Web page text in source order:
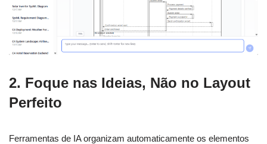
2. Foque nas Ideias, Não no Layout
Perfeito
Ferramentas de IA organizam automaticamente os elementos